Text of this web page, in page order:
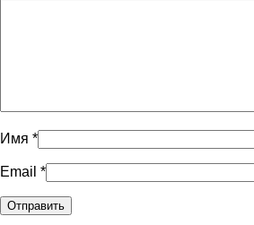
Имя *
Email *